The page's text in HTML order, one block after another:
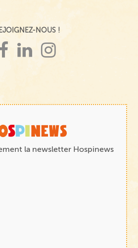
NOUS !
la newsletter Hospinews